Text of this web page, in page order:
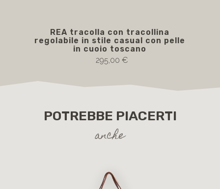
REA tracolla con tracollina
regolabile in stile casual con pelle
in cuoio toscano
295,00 €
POTREBBE PIACERTI
anche